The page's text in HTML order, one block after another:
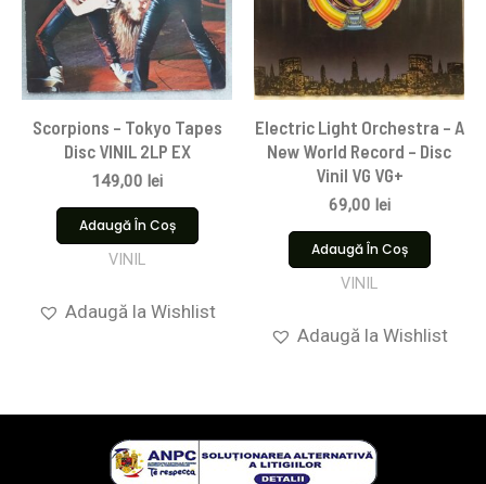
Scorpions ‎– Tokyo Tapes
Disc VINIL 2LP EX
149,00 lei
Adaugă În Coș
VINIL
Adaugă la Wishlist
Electric Light Orchestra – A
New World Record – Disc
Vinil VG VG+
69,00 lei
Adaugă În Coș
VINIL
Adaugă la Wishlist